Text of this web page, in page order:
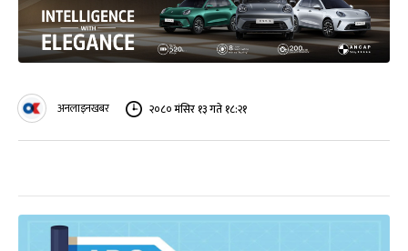
अनलाइनखबर २०८० मंसिर १३ गते १८:२१